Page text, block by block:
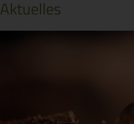
Aktuelles